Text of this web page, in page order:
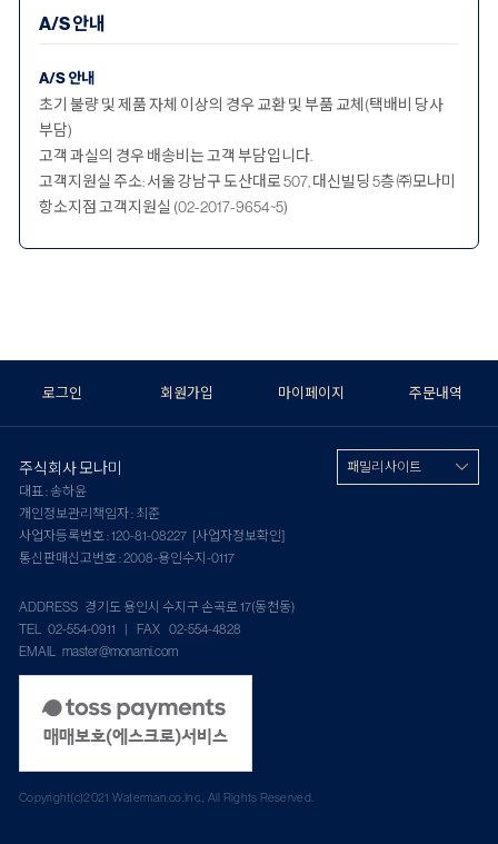
A/S 안내
A/S 안내
초기 불량 및 제품 자체 이상의 경우 교환 및 부품 교체(택배비 당사
부담)
고객 과실의 경우 배송비는 고객 부담입니다.
고객지원실 주소: 서울 강남구 도산대로 507, 대신빌딩 5층 ㈜모나미
항소지점 고객지원실 (02-2017-9654~5)
로그인 회원가입 마이페이지 주문내역
주식회사 모나미
대표 : 송하윤
개인정보관리책임자 : 최준
사업자등록번호 : 120-81-08227 [사업자정보확인]
통신판매신고번호 : 2008-용인수지-0117
ADDRESS 경기도 용인시 수지구 손곡로 17(동천동)
TEL 02-554-0911 | FAX 02-554-4828
EMAIL master@monami.com
패밀리 사이트
Copyright(c)2021 Waterman.co.Inc., All Rights Reserved.